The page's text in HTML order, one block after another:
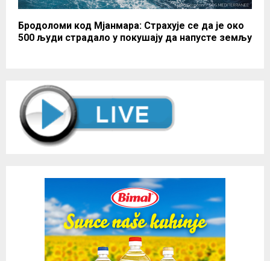
Бродоломи код Мјанмара: Страхује се да је око
500 људи страдало у покушају да напусте земљу